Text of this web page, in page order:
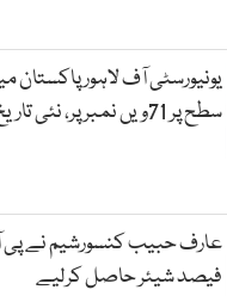
یونیورسٹی آف لاہور پاکستان
سطح پر 71ویں نمبر پر، نئی تاریخ رقم
فیصد شیئر حاصل کرلیے